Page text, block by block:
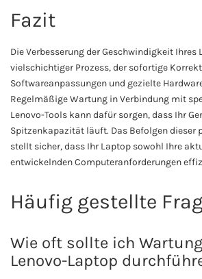
Fazit
Die Verbesserung der Geschwindigkeit
vielschichtiger Prozess, der sofortige
Softwareanpassungen und gezielte
Regelmäßige Wartung in Verbindung mit
Lenovo-Tools kann dafür sorgen, dass Ihr
Spitzenkapazität läuft. Das Befolgen dieser
stellt sicher, dass Ihr Laptop sowohl Ihre
entwickelnden Computeranforderungen
Häufig gestellte
Wie oft sollte ich
Lenovo-Laptop